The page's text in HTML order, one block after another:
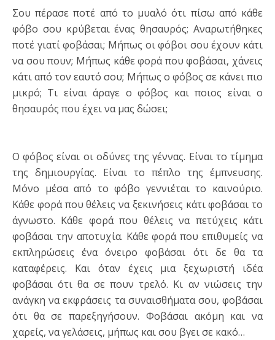
Σου πέρασε ποτέ από το μυαλό ότι πίσω από κάθε
φόβο σου κρύβεται ένας θησαυρός; Αναρωτήθηκες
ποτέ γιατί φοβάσαι; Μήπως οι φόβοι σου έχουν κάτι
να σου πουν; Μήπως κάθε φορά που φοβάσαι, χάνεις
κάτι από τον εαυτό σου; Μήπως ο φόβος σε κάνει πιο
μικρό; Τι είναι άραγε ο φόβος και ποιος είναι ο
θησαυρός που έχει να μας δώσει;
Ο φόβος είναι οι οδύνες της γέννας. Είναι το τίμημα
της δημιουργίας. Είναι το πέπλο της έμπνευσης.
Μόνο μέσα από το φόβο γεννιέται το καινούριο.
Κάθε φορά που θέλεις να ξεκινήσεις κάτι φοβάσαι το
άγνωστο. Κάθε φορά που θέλεις να πετύχεις κάτι
φοβάσαι την αποτυχία. Κάθε φορά που επιθυμείς να
εκπληρώσεις ένα όνειρο φοβάσαι ότι δε θα τα
καταφέρεις. Και όταν έχεις μια ξεχωριστή ιδέα
φοβάσαι ότι θα σε πουν τρελό. Κι αν νιώσεις την
ανάγκη να εκφράσεις τα συναισθήματα σου, φοβάσαι
ότι θα σε παρεξηγήσουν. Φοβάσαι ακόμη και να
χαρείς, να γελάσεις, μήπως και σου βγει σε κακό…